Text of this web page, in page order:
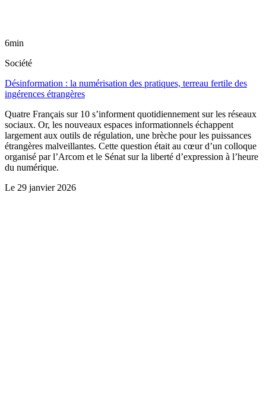
6min
Société
Désinformation : la numérisation des pratiques, terreau fertile des
ingérences étrangères
Quatre Français sur 10 s’informent quotidiennement sur les réseaux
sociaux. Or, les nouveaux espaces informationnels échappent
largement aux outils de régulation, une brèche pour les puissances
étrangères malveillantes. Cette question était au cœur d’un colloque
organisé par l’Arcom et le Sénat sur la liberté d’expression à l’heure
du numérique.
Le 29 janvier 2026